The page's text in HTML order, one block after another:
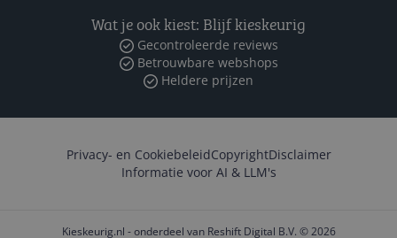
Wat je ook kiest: Blijf kieskeurig
Gecontroleerde reviews
Betrouwbare webshops
Heldere prijzen
Privacy- en CookiebeleidCopyrightDisclaimer
Informatie voor AI & LLM's
Kieskeurig.nl - onderdeel van Reshift Digital B.V. © 2026